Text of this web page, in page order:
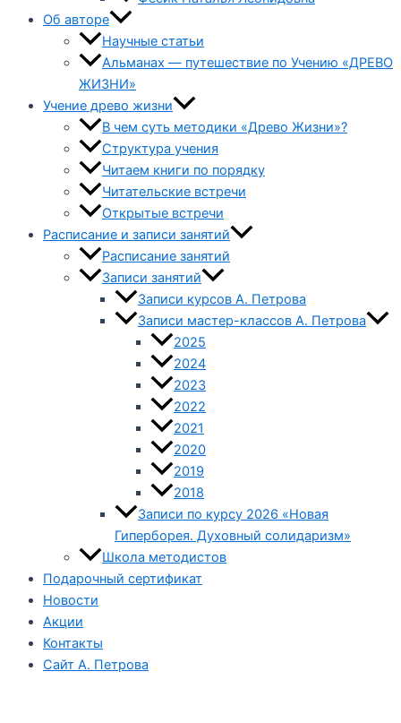
Об авторе
Научные статьи
Альманах — путешествие по Учению «ДРЕВО
ЖИЗНИ»
Учение древо жизни
В чем суть методики «Древо Жизни»?
Структура учения
Читаем книги по порядку
Читательские встречи
Открытые встречи
Расписание и записи занятий
Расписание занятий
Записи занятий
Записи курсов А. Петрова
Записи мастер-классов А. Петрова
2025
2024
2023
2022
2021
2020
2019
2018
Записи по курсу 2026 «Новая
Гиперборея. Духовный солидаризм»
Школа методистов
Подарочный сертификат
Новости
Акции
Контакты
Сайт А. Петрова